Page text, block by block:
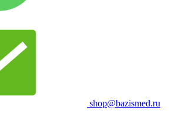
shop@bazismed.ru